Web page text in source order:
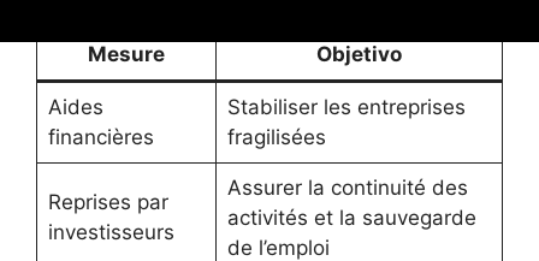
Mesure Objetivo
Aides
financières
Stabiliser les entreprises
fragilisées
Reprises par
investisseurs
Assurer la continuité des
activités et la sauvegarde
de l’emploi